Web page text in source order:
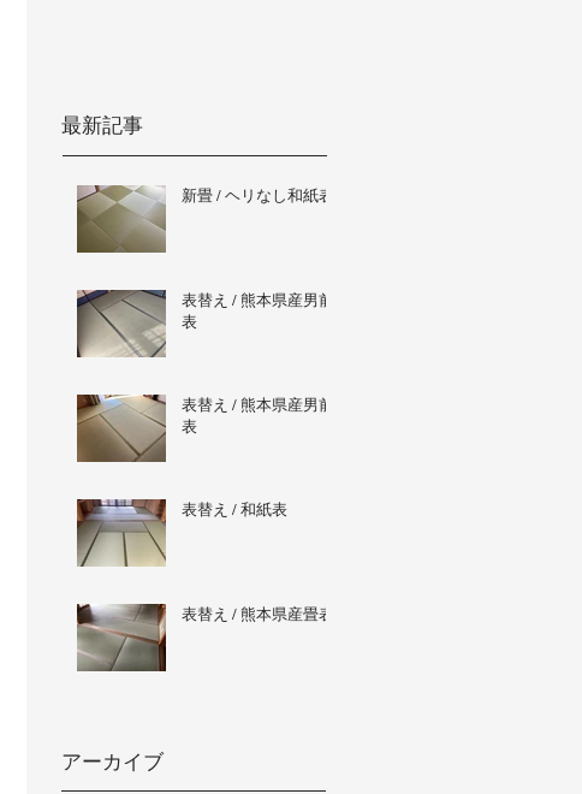
最新記事
新畳 / ヘリなし和紙表
表替え / 熊本県産男前
表
表替え / 熊本県産男前
表
表替え / 和紙表
表替え / 熊本県産畳表
アーカイブ